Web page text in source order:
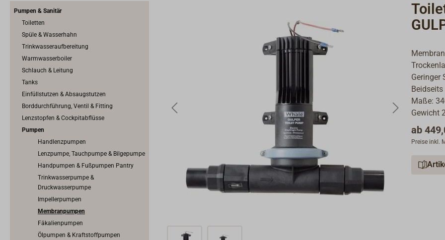
Pumpen & Sanitär
Toiletten
Spüle & Wasserhahn
Trinkwasseraufbereitung
Warmwasserboiler
Schlauch & Leitung
Tanks
Einfüllstutzen & Absaugstutzen
Borddurchführung, Ventil & Fitting
Lenzstopfen & Cockpitabflüsse
Pumpen
Handlenzpumpen
Lenzpumpe, Tauchpumpe & Bilgepumpe
Handpumpen & Fußpumpen Pantry
Trinkwasserpumpe &
Druckwasserpumpe
Impellerpumpen
Membranpumpen
Fäkalienpumpen
Ölpumpen & Kraftstoffpumpen
Geringer
Maße:
Gewicht
ab
Preise inkl.